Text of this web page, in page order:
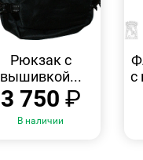
Рюкзак с
вышивкой...
3 750 ₽
В наличии
с